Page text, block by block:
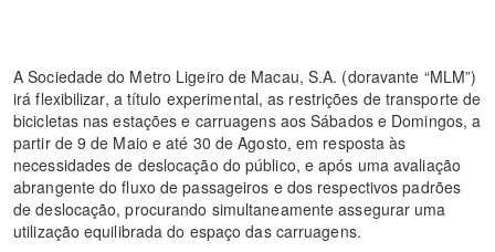
A Sociedade do Metro Ligeiro de Macau, S.A. (doravante “MLM”)
irá flexibilizar, a título experimental, as restrições de transporte de
bicicletas nas estações e carruagens aos Sábados e Domingos, a
partir de 9 de Maio e até 30 de Agosto, em resposta às
necessidades de deslocação do público, e após uma avaliação
abrangente do fluxo de passageiros e dos respectivos padrões
de deslocação, procurando simultaneamente assegurar uma
utilização equilibrada do espaço das carruagens.